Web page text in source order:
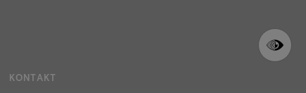
KONTAKT